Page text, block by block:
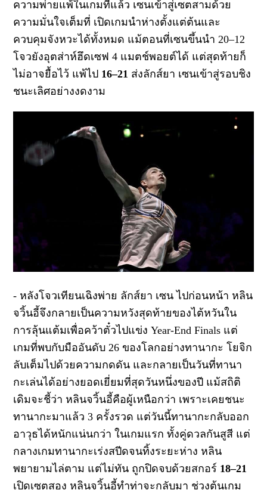
ความพ่ายแพ้ในเกมที่แล้ว เซนเข้าสู่เซตสามด้วย
ความมั่นใจเต็มที่ เปิดเกมนำห่างตั้งแต่ต้นและ
ควบคุมจังหวะได้ทั้งหมด แม้ตอนที่เซนขึ้นนำ20–12
โจวยังอุตส่าห์ฮึดเซฟ4 แมตช์พอยต์ได้ แต่สุดท้ายก็
ไม่อาจยื้อไว้ แพ้ไป 16–21 ส่งลักส์ยา เซนเข้าสู่รอบชิง
ชนะเลิศอย่างงดงาม
- หลังโจวเทียนเฉิงพ่าย ลักส์ยา เซน ไปก่อนหน้า หลิน
จวิ้นอี้จึงกลายเป็นความหวังสุดท้ายของไต้หวันใน
การลุ้นแต้มเพื่อคว้าตั๋วไปแข่งYear-End Finals แต่
เกมที่พบกับมืออันดับ26 ของโลกอย่างทานากะ โยจิก
ลับเต็มไปด้วยความกดดัน และกลายเป็นวันที่ทานา
กะเล่นได้อย่างยอดเยี่ยมที่สุดวันหนึ่งของปี แม้สถิติ
เดิมจะชี้ว่า หลินจวิ้นอี้คือผู้เหนือกว่า เพราะเคยชนะ
ทานากะมาแล้ว3 ครั้งรวด แต่วันนี้ทานากะกลับออก
อาวุธได้หนักแน่นกว่าในเกมแรก ทั้งคู่ดวลกันสูสี แต่
กลางเกมทานากะเร่งสปีดจนทิ้งระยะห่าง หลิน
พยายามไล่ตาม แต่ไม่ทัน ถูกปิดจบด้วยสกอร์ 18–21
เปิดเซตสอง หลินจวิ้นอี้ทำท่าจะกลับมา ช่วงต้นเกม